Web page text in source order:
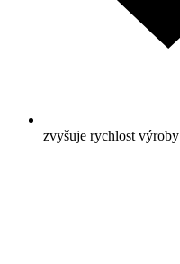
zvyšuje rychlost výroby